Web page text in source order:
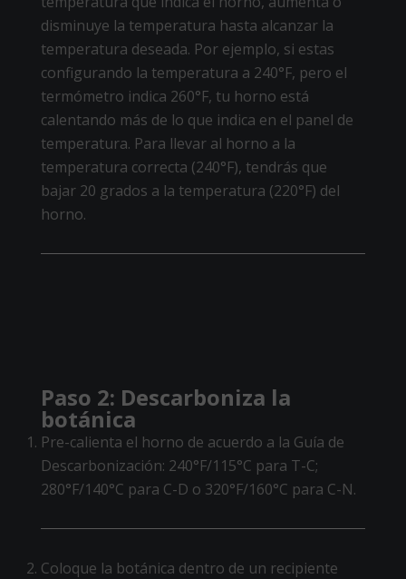
disminuye la temperatura hasta alcanzar la
temperatura deseada. Por ejemplo, si estas
configurando la temperatura a 240°F, pero el
termómetro indica 260°F, tu horno está
calentando más de lo que indica en el panel de
temperatura. Para llevar al horno a la
temperatura correcta (240°F), tendrás que
bajar 20 grados a la temperatura (220°F) del
horno.
Paso 2: Descarboniza la
botánica
Pre-calienta el horno de acuerdo a la Guía de
Descarbonización: 240°F/115°C para T-C;
280°F/140°C para C-D o 320°F/160°C para C-N.
Coloque la botánica dentro de un recipiente